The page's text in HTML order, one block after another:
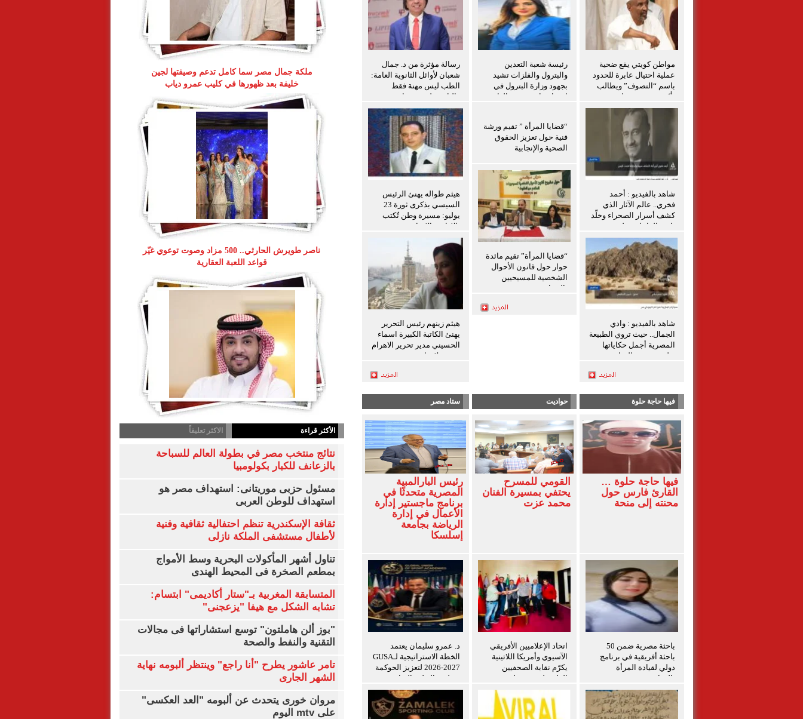
مواطن كويتي يقع ضحية
عملية احتيال عابرة للحدود
باسم “التصوف” ويطالب
بأكثر من نصف مليون
بمساعدة شخصيات دينية
شاهد بالفيديو : أحمد
فخري.. عالم الآثار الذي
كشف أسرار الصحراء وخلّد
تاريخ الواحات تعليق شيرين
الشافعي
شاهد بالفيديو : وادي
الجمال.. حيث تروي الطبيعة
المصرية أجمل حكاياتها
تعليق شيرين الشافعى
رئيسة شعبة التعدين
والبترول والفلزات تشيد
بجهود وزارة البترول في
احتواء حادث سفن الغاز
“قضايا المرأة ” تقيم ورشة
فنية حول تعزيز الحقوق
الصحية والإنجابية
“قضايا المرأة” تقيم مائدة
حوار حول قانون الأحوال
الشخصية للمسيحيين
بالمنيا
رسالة مؤثرة من د. جمال
شعبان لأوائل الثانوية العامة:
الطب ليس مهنة فقط
والثانوية ليست نهاية
المطاف
هيثم طواله يهنئ الرئيس
السيسي بذكرى ثورة 23
يوليو: مسيرة وطن تُكتب
بالإرادة والإنجاز
هيثم زينهم رئيس التحرير
يهنئ الكاتبة الكبيرة اسماء
الحسيني مدير تحرير الاهرام
بعيد ميلادها
فيها حاجة حلوة
فيها حاجة حلوة …
القارئ فارس حول
محنته إلى منحة
باحثة مصرية ضمن 50
باحثة أفريقية في برنامج
دولي لقيادة المرأة
بالزراعة
حواديت
القومي للمسرح
يحتفي بمسيرة الفنان
محمد عزت
اتحاد الإعلاميين الأفريقي
الآسيوي وأمريكا اللاتينية
يكرّم نقابة الصحفيين
الفلسطينيين ويعلن توسيع
برامج التدريب للإعلاميين
الفلسطينيين
ستاد مصر
رئيس البارالمبية
المصرية متحدثًا في
برنامج ماجستير إدارة
الأعمال في إدارة
الرياضة بجامعة
إسلسكا
د. عمرو سليمان يعتمد
الخطة الاستراتيجية لـGUSA
2026-2027 لتعزيز الحوكمة
وتطوير التعليم الرياضي
ملكة جمال مصر سما كامل تدعم وصيفتها لجين
خليفة بعد ظهورها في كليب عمرو دياب
ناصر طويرش الحارثي.. 500 مزاد وصوت توعوي غيّر
قواعد اللعبة العقارية
الأكثر قراءة الاكثر تعليقاً
نتائج منتخب مصر في بطولة العالم للسباحة
بالزعانف للكبار بكولومبيا
مسئول حزبى موريتانى: استهداف مصر هو
استهداف للوطن العربى
ثقافة الإسكندرية تنظم احتفالية ثقافية وفنية
لأطفال مستشفى الملكة نازلى
تناول أشهر المأكولات البحرية وسط الأمواج
بمطعم الصخرة فى المحيط الهندى
المتسابقة المغربية بـ"ستار أكاديمى" ابتسام:
تشابه الشكل مع هيفا "يزعجنى"
"بوز ألن هاملتون" توسع استشاراتها فى مجالات
التقنية والنفط والصحة
تامر عاشور يطرح "أنا راجع" وينتظر ألبومه نهاية
الشهر الجارى
مروان خورى يتحدث عن ألبومه "العد العكسى"
على mtv اليوم